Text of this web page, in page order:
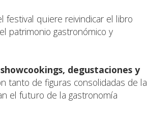
festival quiere reivindicar el libro
patrimonio gastronómico y
degustaciones y
tanto de figuras consolidadas de la
el futuro de la gastronomía